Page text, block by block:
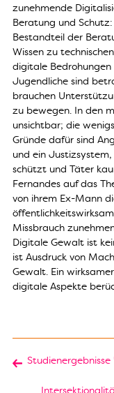
zunehmende
Beratung und
Bestandteil der
Wissen zu
digitale
Jugendliche sind
brauchen
zu bewegen. In den
unsichtbar; die
Gründe dafür sind
und ein
schützt und Täter
Fernandes auf das
von ihrem Ex-Mann
Missbrauch
Digitale Gewalt ist
ist Ausdruck von
Gewalt. Ein
digitale Aspekte
Studienergebnisse